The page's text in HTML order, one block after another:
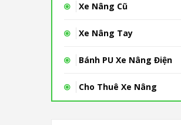
Xe Nâng Cũ
Xe Nâng Tay
Bánh PU Xe Nâng Điện
Cho Thuê Xe Nâng